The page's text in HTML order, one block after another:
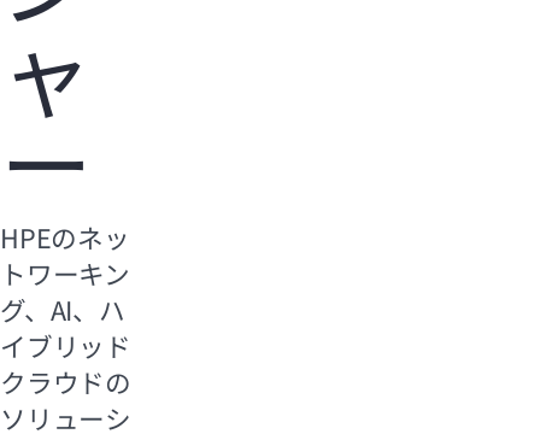
ャ
ー
HPEのネッ
トワーキン
グ、AI、ハ
イブリッド
クラウドの
ソリューシ